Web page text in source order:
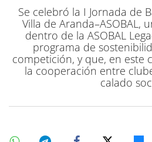
Se celebró la I Jornada de
Villa de Aranda–ASOBAL,
dentro de la ASOBAL
programa de
competición, y que, en este
la cooperación entre
calado